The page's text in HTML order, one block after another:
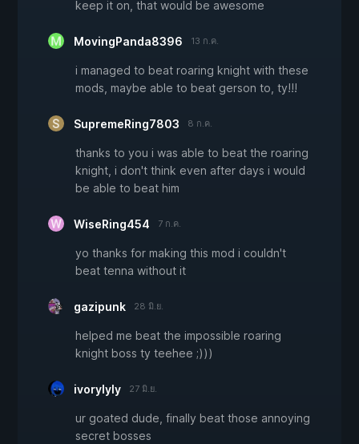
keep it on, that would be awesome
MovingPanda8396 13 ก.ค.
i managed to beat roaring knight with these
mods, maybe able to beat gerson to, ty!!!
SupremeRing7803 8 ก.ค.
thanks to you i was able to beat the roaring
knight, i don't think even after days i would
be able to beat him
WiseRing454 7 ก.ค.
yo thanks for making this mod i couldn't
beat tenna without it
gazipunk 28 มิ.ย.
helped me beat the impossible roaring
knight boss ty teehee ;)))
ivorylyly 27 มิ.ย.
ur goated dude, finally beat those annoying
secret bosses